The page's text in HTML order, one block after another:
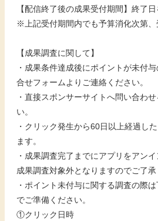
【配信終了後の成果受付期間】終了
※上記受付期間内でも予算消化次第、
【成果調査に関して】
・成果条件達成後にポイントが未付
合せフォームよりご連絡ください。
・直接スポンサーサイトへ問い合わ
い。
・クリック発生から60日以上経過し
ます。
・成果調査完了までにアプリをアン
成果調査対象外となりますのでご了承
・ポイント未付与に関する調査の際
でご準備ください。
①クリック日時